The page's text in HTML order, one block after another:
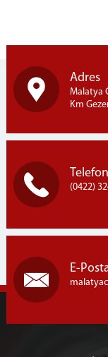
Pütürge Adliyesi
Protokollerimiz
Doğanşehir Açık
Akçadağ T Tipi
İletişim
İletişim
Faaliyetlerimiz
Adres
Malatya
Km
Telefon
(0422)
E-